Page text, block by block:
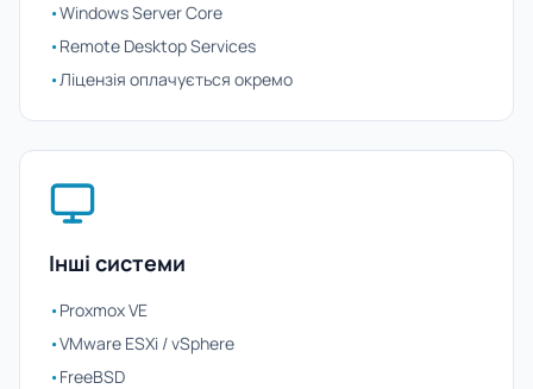
•Windows Server Core
•Remote Desktop Services
•Ліцензія оплачується окремо
Інші системи
•Proxmox VE
•VMware ESXi / vSphere
•FreeBSD